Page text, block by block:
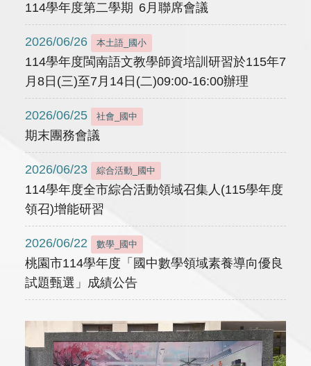
114學年度第二學期 6月聯席會議
2026/06/26 本土語_國小
114學年度閩南語文教學師資培訓研習於115年7
月8日(三)至7月14日(二)09:00-16:00辦理
2026/06/25 社會_國中
期末團務會議
2026/06/23 綜合活動_國中
114學年度全市綜合活動領域召集人(115學年度
領召)增能研習
2026/06/22 數學_國中
桃園市114學年度「國中數學領域素養導向優良
試題甄選」成績公告